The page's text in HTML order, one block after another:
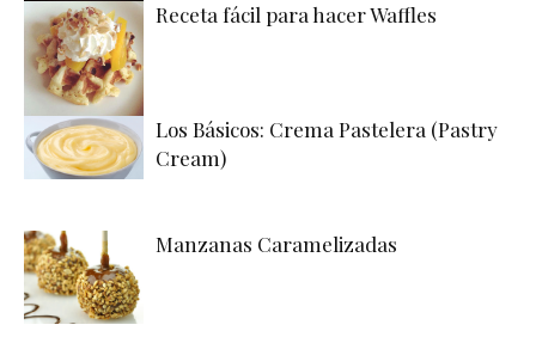
Receta fácil para hacer Waffles
Los Básicos: Crema Pastelera (Pastry
Cream)
Manzanas Caramelizadas